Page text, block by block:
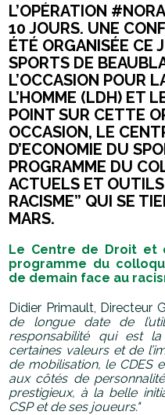
L’OPÉRATION
10 JOURS. UNE
ÉTÉ ORGANISÉE CE
SPORTS DE
L’OCCASION POUR
L’HOMME (LDH) ET
POINT SUR CETTE
OCCASION, LE
D’ECONOMIE DU
PROGRAMME DU
ACTUELS ET
RACISME” QUI SE
MARS.
Le Centre de Droit et
programme du
de demain face au
Didier Primault, Directeur
de longue date de
responsabilité qui est
certaines valeurs et de
de mobilisation, le CDES
aux côtés de
prestigieux, à la belle
CSP et de ses joueurs."